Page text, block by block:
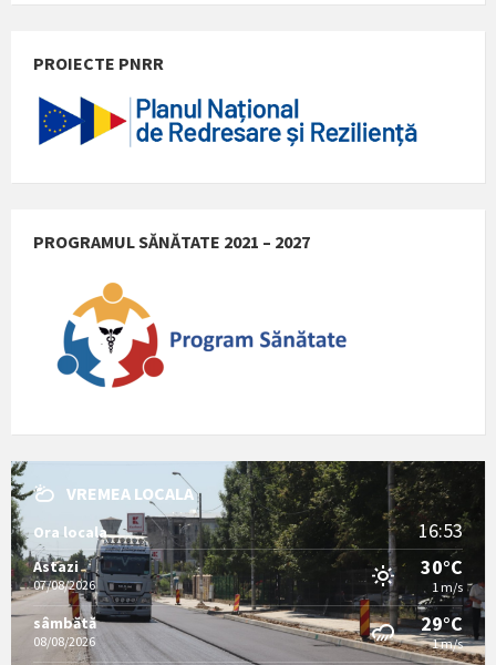
PROIECTE PNRR
PROGRAMUL SĂNĂTATE 2021 – 2027
VREMEA LOCALA
Ora locala 16:53
Astazi
07/08/2026
30°C
1 m/s
sâmbătă
08/08/2026
29°C
1 m/s